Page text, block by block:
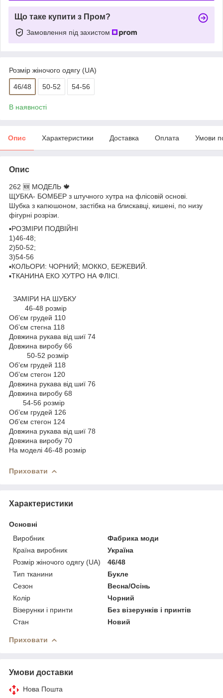
Що таке купити з Пром?
Замовлення під захистом
Розмір жіночого одягу (UA)
46/48 50-52 54-56
В наявності
Опис Характеристики Доставка Оплата Умови
Опис
262 🆕 МОДЕЛЬ 🍁
ЩУБКА- БОМБЕР з штучного хутра на флісовій основі.
Шубка з капюшоном, застібка на блискавці, кишені, по низу
фігурні розрізи.
▪️РОЗМІРИ ПОДВІЙНІ
1)46-48;
2)50-52;
3)54-56
▪️КОЛЬОРИ: ЧОРНИЙ; МОККО, БЕЖЕВИЙ.
▪️ТКАНИНА ЕКО ХУТРО НА ФЛІСІ.
ЗАМІРИ НА ШУБКУ
46-48 розмір
Обʼєм грудей 110
Обʼєм стегна 118
Довжина рукава від шиї 74
Довжина виробу 66
50-52 розмір
Обʼєм грудей 118
Обʼєм стегон 120
Довжина рукава від шиї 76
Довжина виробу 68
54-56 розмір
Обʼєм грудей 126
Обʼєм стегон 124
Довжина рукава від шиї 78
Довжина виробу 70
На моделі 46-48 розмір
Приховати
Характеристики
Основні
Виробник
Фабрика моди
Країна виробник
Україна
Розмір жіночого одягу (UA)
46/48
Тип тканини
Букле
Сезон
Весна/Осінь
Колір
Чорний
Візерунки і принти
Без візерунків і принтів
Стан
Новий
Приховати
Умови доставки
Нова Пошта